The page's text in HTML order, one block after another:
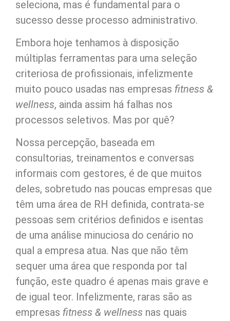
seleciona, mas é fundamental para o
sucesso desse processo administrativo.
Embora hoje tenhamos à disposição
múltiplas ferramentas para uma seleção
criteriosa de profissionais, infelizmente
muito pouco usadas nas empresas fitness &
wellness, ainda assim há falhas nos
processos seletivos. Mas por quê?
Nossa percepção, baseada em
consultorias, treinamentos e conversas
informais com gestores, é de que muitos
deles, sobretudo nas poucas empresas que
têm uma área de RH definida, contrata-se
pessoas sem critérios definidos e isentas
de uma análise minuciosa do cenário no
qual a empresa atua. Nas que não têm
sequer uma área que responda por tal
função, este quadro é apenas mais grave e
de igual teor. Infelizmente, raras são as
empresas fitness & wellness nas quais